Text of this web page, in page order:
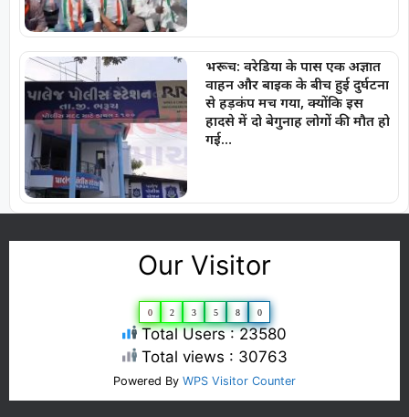
भरूच: वरेडिया के पास एक अज्ञात
वाहन और बाइक के बीच हुई दुर्घटना
से हड़कंप मच गया, क्योंकि इस
हादसे में दो बेगुनाह लोगों की मौत हो
गई…
Our Visitor
0 2 3 5 8 0
Total Users : 23580
Total views : 30763
Powered By WPS Visitor Counter